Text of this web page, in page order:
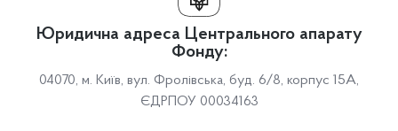
Юридична адреса Центрального апарату
Фонду:
04070, м. Київ, вул. Фролівська, буд. 6/8, корпус 15А,
ЄДРПОУ 00034163